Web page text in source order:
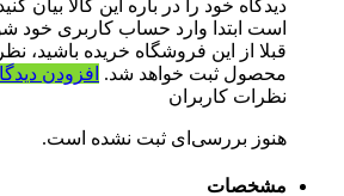
دیدگاه خود را در باره این کالا بیان
است ابتدا وارد حساب کاربری خود
قبلا از این فروشگاه خریده باشید،
محصول ثبت خواهد شد. افزودن
نظرات کاربران
هنوز بررسی‌ای ثبت نشده است.
مشخصات